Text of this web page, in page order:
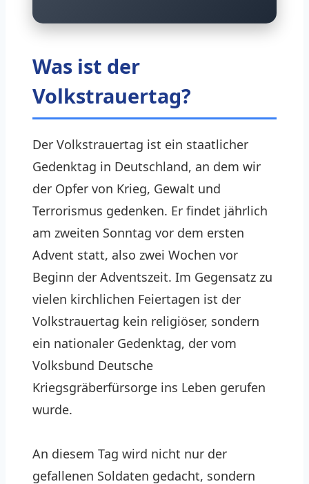
Was ist der
Volkstrauertag?
Der Volkstrauertag ist ein staatlicher
Gedenktag in Deutschland, an dem wir
der Opfer von Krieg, Gewalt und
Terrorismus gedenken. Er findet jährlich
am zweiten Sonntag vor dem ersten
Advent statt, also zwei Wochen vor
Beginn der Adventszeit. Im Gegensatz zu
vielen kirchlichen Feiertagen ist der
Volkstrauertag kein religiöser, sondern
ein nationaler Gedenktag, der vom
Volksbund Deutsche
Kriegsgräberfürsorge ins Leben gerufen
wurde.
An diesem Tag wird nicht nur der
gefallenen Soldaten gedacht, sondern